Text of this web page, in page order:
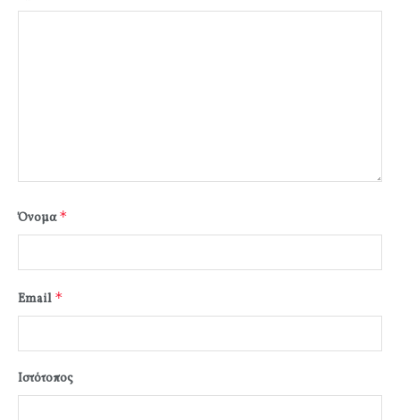
Όνομα*
Email *
Ιστότοπος